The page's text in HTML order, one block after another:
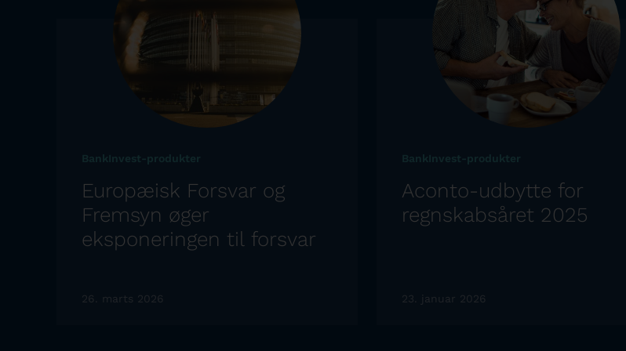
BankInvest-produkter
Europæisk Forsvar og
Fremsyn øger
eksponeringen til forsvar
26. marts 2026
BankInvest-produkter
Aconto-udbytte for
regnskabsåret 2025
23. januar 2026